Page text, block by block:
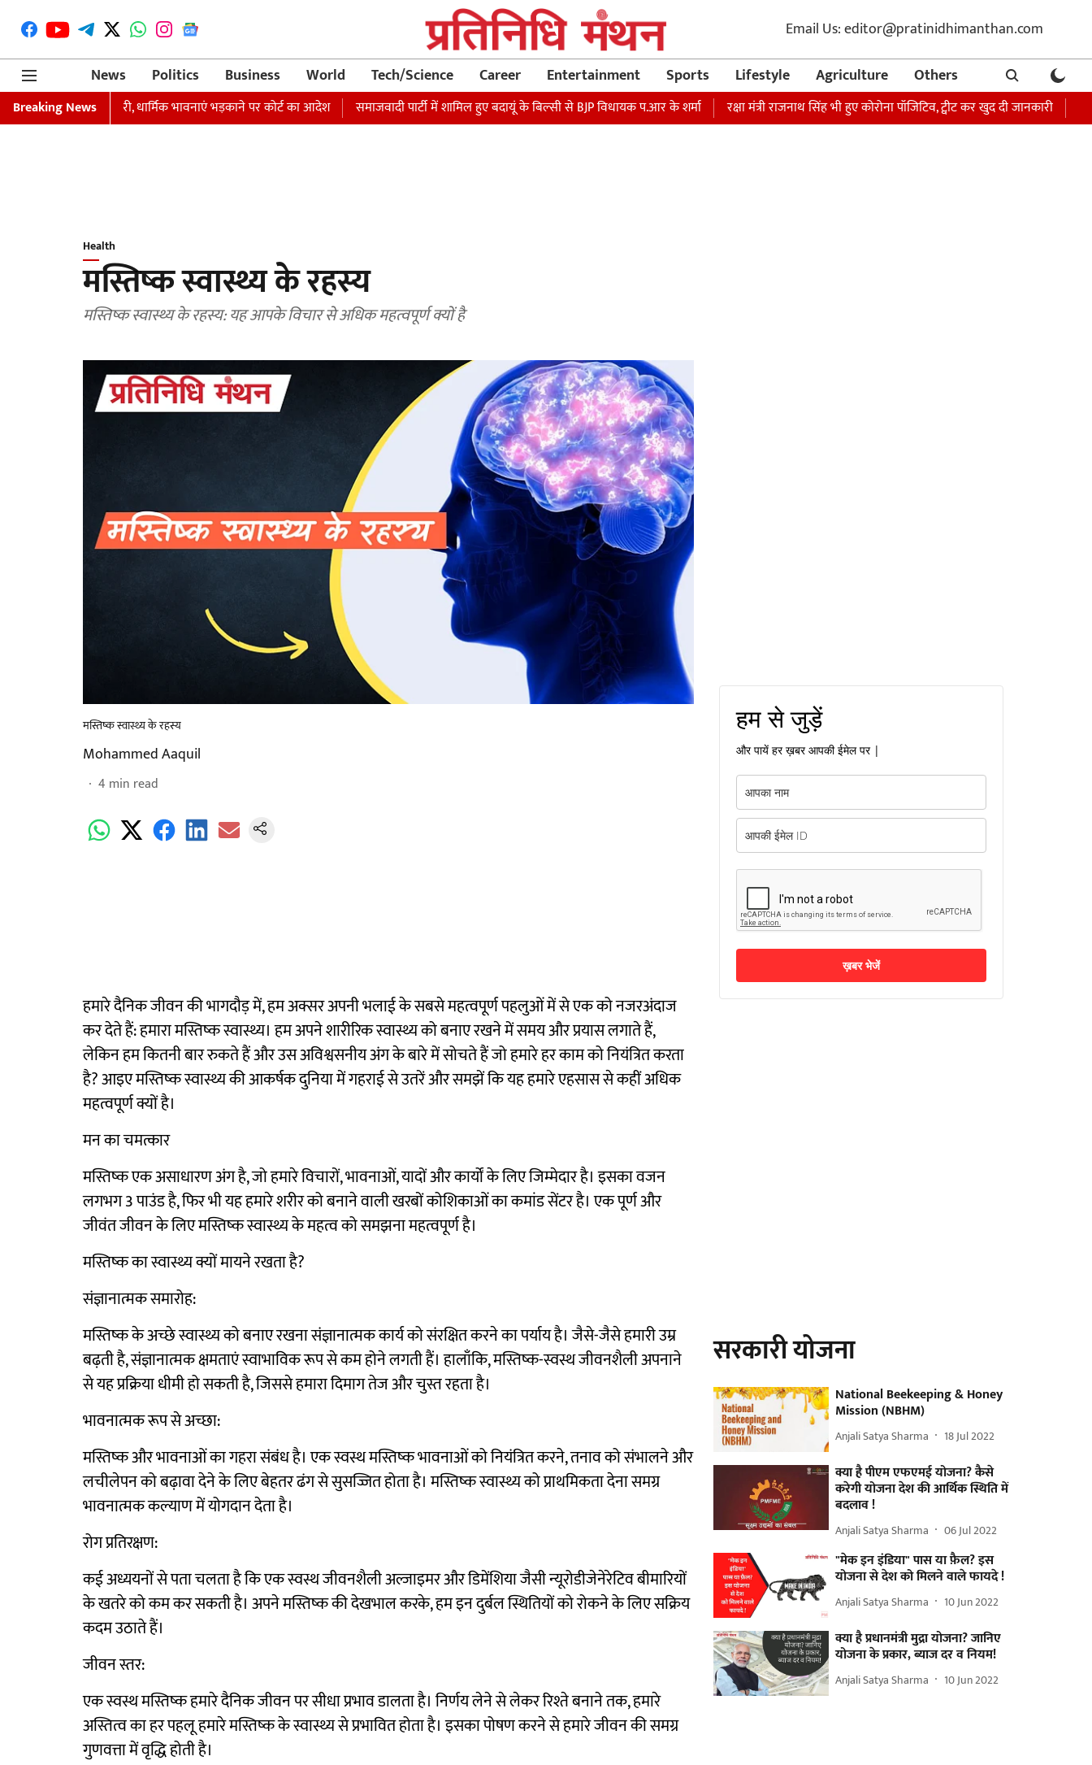
Email Us: editor@pratinidhimanthan.com
News
Politics Business World Tech/Science Career Entertainment Sports Lifestyle Agriculture Others
Breaking News
का वारंट जारी, धार्मिक भावनाएं भड़काने पर कोर्ट का आदेश समाजवादी पार्टी में शामिल हुए बदायूं के बिल्सी से BJP विधायक प.आर के शर्मा रक्षा मंत्री राजनाथ सिंह भी हुए कोरोना पॉजिटिव, ट्वीट कर खुद दी जानकारी अभिनेता
Health
मस्तिष्क स्वास्थ्य के रहस्य
मस्तिष्क स्वास्थ्य के रहस्य: यह आपके विचार से अधिक महत्वपूर्ण क्यों है
मस्तिष्क स्वास्थ्य के रहस्य
Mohammed Aaquil
4 min read
हमारे दैनिक जीवन की भागदौड़ में, हम अक्सर अपनी भलाई के सबसे महत्वपूर्ण पहलुओं में से एक को नजरअंदाज
कर देते हैं: हमारा मस्तिष्क स्वास्थ्य। हम अपने शारीरिक स्वास्थ्य को बनाए रखने में समय और प्रयास लगाते हैं,
लेकिन हम कितनी बार रुकते हैं और उस अविश्वसनीय अंग के बारे में सोचते हैं जो हमारे हर काम को नियंत्रित करता
है? आइए मस्तिष्क स्वास्थ्य की आकर्षक दुनिया में गहराई से उतरें और समझें कि यह हमारे एहसास से कहीं अधिक
महत्वपूर्ण क्यों है।
मन का चमत्कार
मस्तिष्क एक असाधारण अंग है, जो हमारे विचारों, भावनाओं, यादों और कार्यों के लिए जिम्मेदार है। इसका वजन
लगभग 3 पाउंड है, फिर भी यह हमारे शरीर को बनाने वाली खरबों कोशिकाओं का कमांड सेंटर है। एक पूर्ण और
जीवंत जीवन के लिए मस्तिष्क स्वास्थ्य के महत्व को समझना महत्वपूर्ण है।
मस्तिष्क का स्वास्थ्य क्यों मायने रखता है?
संज्ञानात्मक समारोह:
मस्तिष्क के अच्छे स्वास्थ्य को बनाए रखना संज्ञानात्मक कार्य को संरक्षित करने का पर्याय है। जैसे-जैसे हमारी उम्र
बढ़ती है, संज्ञानात्मक क्षमताएं स्वाभाविक रूप से कम होने लगती हैं। हालाँकि, मस्तिष्क-स्वस्थ जीवनशैली अपनाने
से यह प्रक्रिया धीमी हो सकती है, जिससे हमारा दिमाग तेज और चुस्त रहता है।
भावनात्मक रूप से अच्छा:
मस्तिष्क और भावनाओं का गहरा संबंध है। एक स्वस्थ मस्तिष्क भावनाओं को नियंत्रित करने, तनाव को संभालने और
लचीलेपन को बढ़ावा देने के लिए बेहतर ढंग से सुसज्जित होता है। मस्तिष्क स्वास्थ्य को प्राथमिकता देना समग्र
भावनात्मक कल्याण में योगदान देता है।
रोग प्रतिरक्षण:
कई अध्ययनों से पता चलता है कि एक स्वस्थ जीवनशैली अल्जाइमर और डिमेंशिया जैसी न्यूरोडीजेनेरेटिव बीमारियों
के खतरे को कम कर सकती है। अपने मस्तिष्क की देखभाल करके, हम इन दुर्बल स्थितियों को रोकने के लिए सक्रिय
कदम उठाते हैं।
जीवन स्तर:
एक स्वस्थ मस्तिष्क हमारे दैनिक जीवन पर सीधा प्रभाव डालता है। निर्णय लेने से लेकर रिश्ते बनाने तक, हमारे
अस्तित्व का हर पहलू हमारे मस्तिष्क के स्वास्थ्य से प्रभावित होता है। इसका पोषण करने से हमारे जीवन की समग्र
गुणवत्ता में वृद्धि होती है।
हम से जुड़ें
और पायें हर ख़बर आपकी ईमेल पर |
ख़बर भेजें
सरकारी योजना
National Beekeeping & Honey
Mission (NBHM)
Anjali Satya Sharma 18 Jul 2022
क्या है पीएम एफएमई योजना? कैसे
करेगी योजना देश की आर्थिक स्थिति में
बदलाव !
Anjali Satya Sharma 06 Jul 2022
"मेक इन इंडिया" पास या फ़ैल? इस
योजना से देश को मिलने वाले फायदे !
Anjali Satya Sharma 10 Jun 2022
क्या है प्रधानमंत्री मुद्रा योजना? जानिए
योजना के प्रकार, ब्याज दर व नियम!
Anjali Satya Sharma 10 Jun 2022